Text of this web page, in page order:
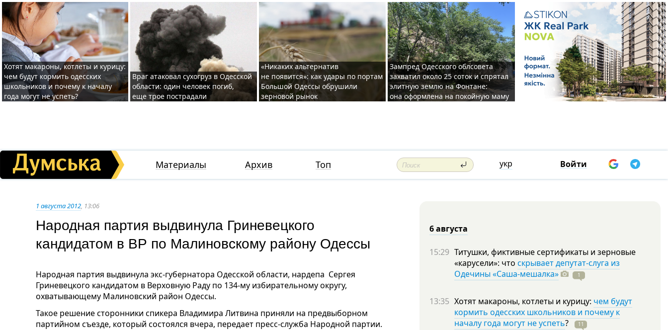
Хотят макароны, котлеты и курицу:
чем будут кормить одесских
школьников и почему к началу
года могут не успеть?
Враг атаковал сухогруз в Одесской
области: один человек погиб,
еще трое пострадали
«Никаких альтернатив
не появится»: как удары по портам
Большой Одессы обрушили
зерновой рынок
Зампред Одесского облсовета
захватил около 25 соток и спрятал
элитную землю на Фонтане:
она оформлена на покойную маму
Материалы Архив Топ укр Войти
1 августа 2012, 13:06
Народная партия выдвинула Гриневецкого
кандидатом в ВР по Малиновскому району Одессы
Народная партия выдвинула экс-губернатора Одесской области, нардепа Сергея
Гриневецкого кандидатом в Верховную Раду по 134-му избирательному округу,
охватывающему Малиновский район Одессы.
Такое решение сторонники спикера Владимира Литвина приняли на предвыборном
партийном съезде, который состоялся вчера, передает пресс-служба Народной партии.
6 августа
15:29 Титушки, фиктивные сертификаты и зерновые
«карусели»: что скрывает депутат-слуга из
Одечины «Саша-мешалка»
1
13:35 Хотят макароны, котлеты и курицу: чем будут
кормить одесских школьников и почему к
началу года могут не успеть? 11